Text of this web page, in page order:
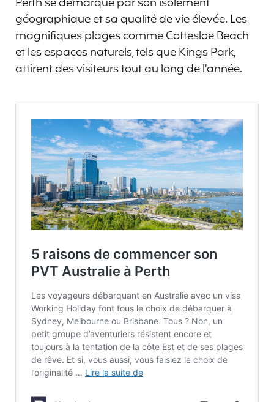
géographique et sa qualité de vie élevée. Les
magnifiques plages comme Cottesloe Beach
et les espaces naturels, tels que Kings Park,
attirent des visiteurs tout au long de l’année.